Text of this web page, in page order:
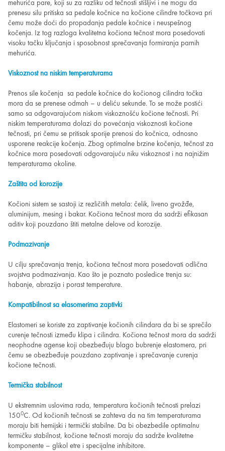
mehurića pare, koji su za razliku od tečnosti stišljivi i ne mogu da
prenesu silu pritiska sa pedale kočnice na kočione cilindre točkova pri
čemu može doći do propadanja pedale kočnice i neuspešnog
kočenja. Iz tog razloga kvalitetna kočiona tečnost mora posedovati
visoku tačku ključanja i sposobnost sprečavanja formiranja parnih
mehurića.
Viskoznost na niskim temperaturama
Prenos sile kočenja sa pedale kočnice do kočionog cilindra točka
mora da se prenese odmah – u deliću sekunde. To se može postići
samo sa odgovarajućom niskom viskoznošću kočione tečnosti. Pri
niskim temperaturama dolazi do povećanja viskoznosti kočione
tečnosti, pri čemu se pritisak sporije prenosi do kočnica, odnosno
usporene reakcije kočenja. Zbog optimalne brzine kočenja, tečnost za
kočnice mora posedovati odgovarajuću niku viskoznost i na najnižim
temperaturama okoline.
Zaštita od korozije
Kočioni sistem se sastoji iz rezličitih metala: čelik, liveno gvožđe,
aluminijum, mesing i bakar. Kočiona tečnost mora da sadrži efikasan
aditiv koji pouzdano štiti metalne delove od korozije.
Podmazivanje
U cilju sprečavanja trenja, kočiona tečnost mora posedovati odlična
svojstva podmazivanja. Kao što je poznato posledice trenja su:
habanje, abrazija i porast temperature.
Kompatibilnost sa elasomerima zaptivki
Elastomeri se koriste za zaptivanje kočionih cilindara da bi se sprečilo
curenje tečnosti između klipa i cilindra. Kočiona tečnost mora da sadrži
neophodne agense koji obezbeđuju blago bubrenje elastomera, pri
čemu se obezbeđuje pouzdano zaptivanje i sprečavanje curenja
kočione tečnosti.
Termička stabilnost
U ekstremnim uslovima rada, temperatura kočionih tečnosti prelazi
1500C. Od kočionih tečnosti se zahteva da na tim temperaturama
moraju biti hemijski i termički stabilne. Da bi obezbedile optimalnu
termičku stabilnost, kočione tečnosti moraju da sadrže kvalitetne
komponente – glikol etre i specijalne inhibitore.